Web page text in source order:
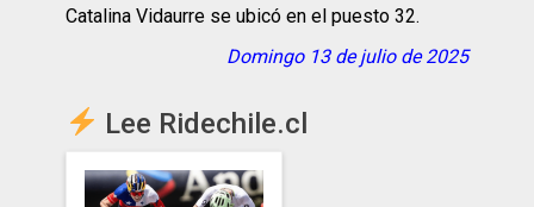
Catalina Vidaurre se ubicó en el puesto 32.
Domingo 13 de julio de 2025
Lee Ridechile.cl